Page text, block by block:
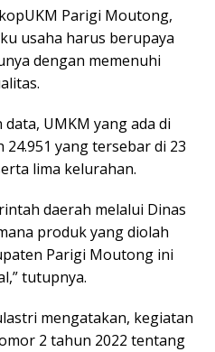
Parigi Moutong,
usaha harus berupaya
dengan memenuhi
UMKM yang ada di
yang tersebar di 23
lima kelurahan.
daerah melalui Dinas
produk yang diolah
Parigi Moutong ini
tutupnya.
mengatakan, kegiatan
2 tahun 2022 tentang